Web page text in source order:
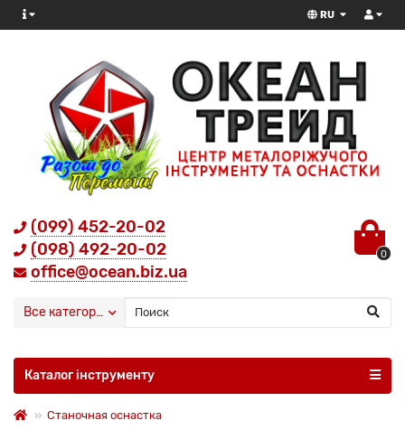
RU
(099) 452-20-02
(098) 492-20-02
office@ocean.biz.ua
0
Все категории
Каталог інструменту
Станочная оснастка